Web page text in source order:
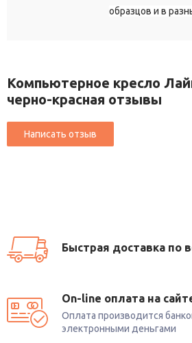
образцов и в
Компьютерное кресло
черно-красная отзывы
Быстрая доставка по
On-line оплата на
Оплата производится
электронными деньгами